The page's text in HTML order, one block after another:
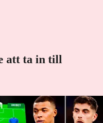
att ta in till